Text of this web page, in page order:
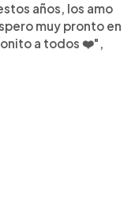
años, los amo
muy pronto en
a todos ❤️",